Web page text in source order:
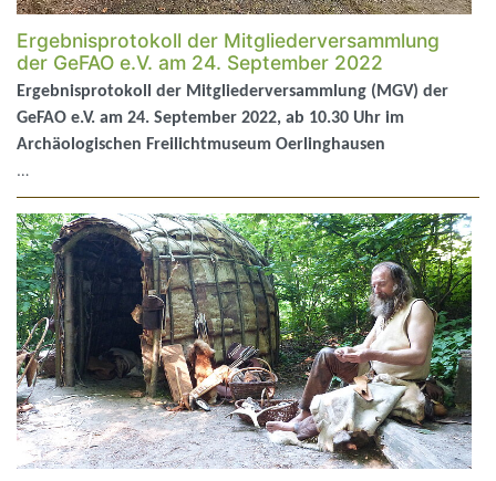
Ergebnisprotokoll der Mitgliederversammlung
der GeFAO e.V. am 24. September 2022
Ergebnisprotokoll der Mitgliederversammlung (MGV) der
GeFAO e.V. am 24. September 2022, ab 10.30 Uhr im
Archäologischen Freilichtmuseum Oerlinghausen
…